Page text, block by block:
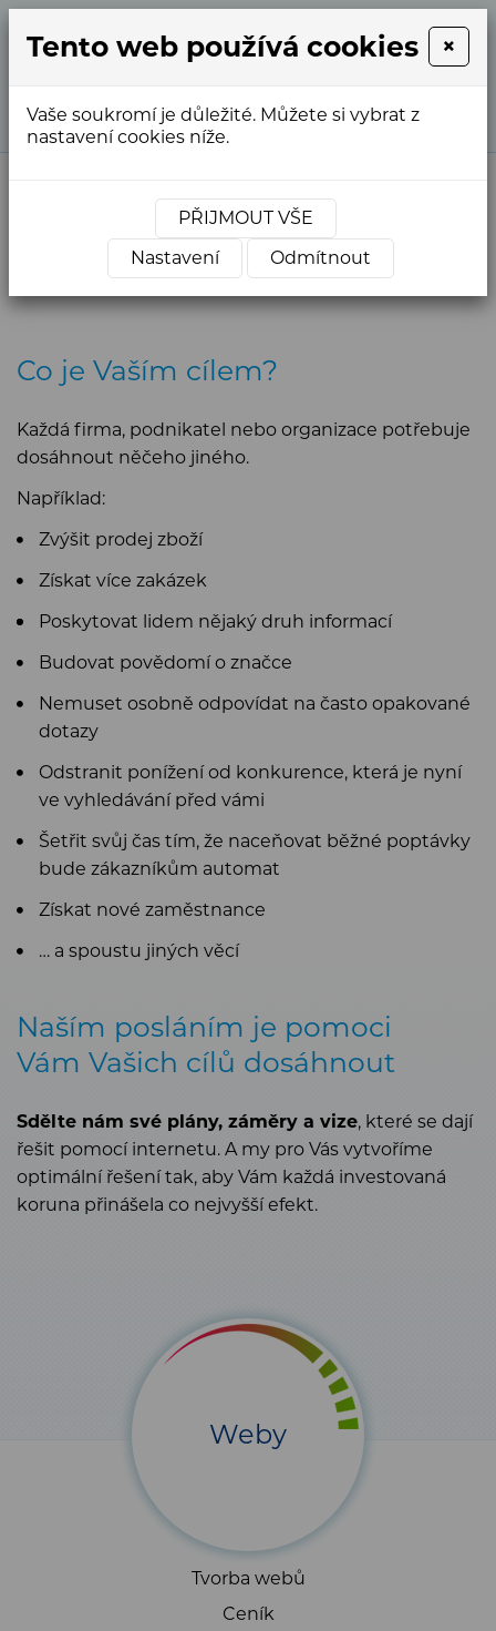
763
554
info@webstranky.cz
Tvorba webu nebo e-shopu
může být cesta k Vašemu cíli
Co je Vaším cílem?
Každá firma, podnikatel nebo organizace potřebuje
dosáhnout něčeho jiného.
Například:
Zvýšit prodej zboží
Získat více zakázek
Poskytovat lidem nějaký druh informací
Budovat povědomí o značce
Nemuset osobně odpovídat na často opakované
dotazy
Odstranit ponížení od konkurence, která je nyní
ve vyhledávání před vámi
Šetřit svůj čas tím, že naceňovat běžné poptávky
bude zákazníkům automat
Získat nové zaměstnance
… a spoustu jiných věcí
Naším posláním je pomoci
Vám Vašich cílů dosáhnout
Sdělte nám své plány, záměry a vize, které se dají
řešit pomocí internetu. A my pro Vás vytvoříme
optimální řešení tak, aby Vám každá investovaná
koruna přinášela co nejvyšší efekt.
Weby
Tvorba webů
Ceník
Tento web používá cookies ×
Vaše soukromí je důležité. Můžete si vybrat z
nastavení cookies níže.
PŘIJMOUT VŠE
Nastavení
Odmítnout